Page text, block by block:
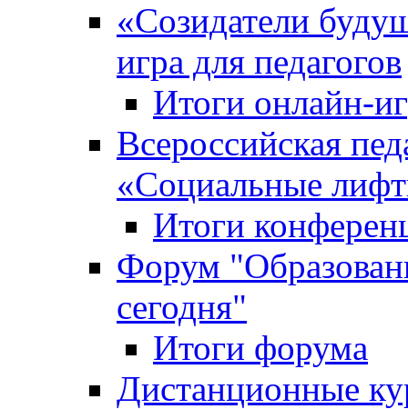
«Cозидатели
игра для педагогов
Итоги онлайн-
Всероссийская
«Cоциальные
Итоги
Форум
сегодня"
Итоги форума
Дистанционные